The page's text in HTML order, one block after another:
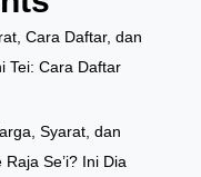
Cara Daftar, dan
Tei: Cara Daftar
Syarat, dan
Se’i? Ini Dia